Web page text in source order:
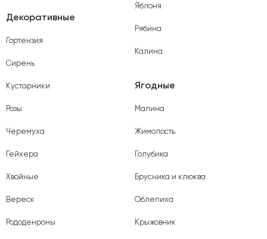
Яблоня
Рябина
Калина
Декоративные
Гортензия
Сирень
Кустарники
Розы
Черемуха
Гейхера
Хвойные
Вереск
Рододенроны
Ягодные
Малина
Жимолость
Голубика
Брусника и клюква
Облепиха
Крыжовник